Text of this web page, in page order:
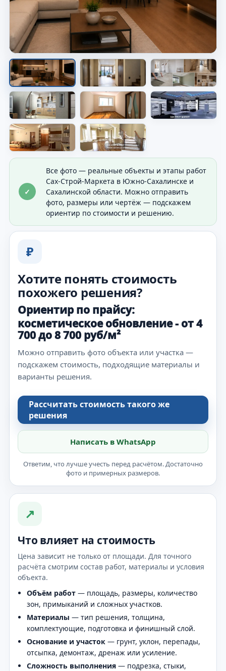
Ремонт под ключ — готовая
внутренняя отделка.
Фото из ручного отбора для ремонта:
используется в первых кадрах слайдера.
✓
Все фото — реальные объекты и этапы работ
Сах-Строй-Маркета в Южно-Сахалинске и
Сахалинской области. Можно отправить
фото, размеры или чертёж — подскажем
ориентир по стоимости и решению.
₽
Хотите понять стоимость
похожего решения?
Ориентир по прайсу:
косметическое обновление - от 4
700 до 8 700 руб/м²
Можно отправить фото объекта или участка —
подскажем стоимость, подходящие материалы и
варианты решения.
Рассчитать стоимость такого же
решения
Написать в WhatsApp
Ответим, что лучше учесть перед расчётом. Достаточно
фото и примерных размеров.
↗
Что влияет на стоимость
Цена зависит не только от площади. Для точного
расчёта смотрим состав работ, материалы и условия
объекта.
Объём работ — площадь, размеры, количество
зон, примыканий и сложных участков.
Материалы — тип решения, толщина,
комплектующие, подготовка и финишный слой.
Основание и участок — грунт, уклон, перепады,
отсыпка, демонтаж, дренаж или усиление.
Сложность выполнения — подрезка, стыки,